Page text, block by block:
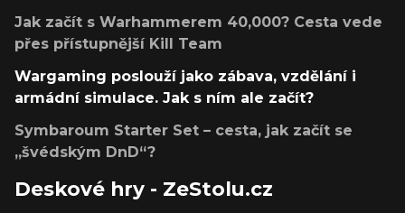
Jak začít s Warhammerem 40,000? Cesta vede
přes přístupnější Kill Team
Wargaming poslouží jako zábava, vzdělání i
armádní simulace. Jak s ním ale začít?
Symbaroum Starter Set – cesta, jak začít se
„švédským DnD“?
Deskové hry - ZeStolu.cz